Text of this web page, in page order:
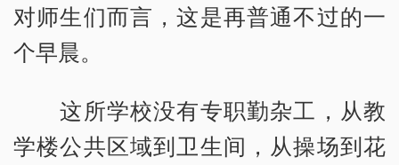
对师生们而言，这是再普通不过的一
个早晨。
这所学校没有专职勤杂工，从教
学楼公共区域到卫生间，从操场到花